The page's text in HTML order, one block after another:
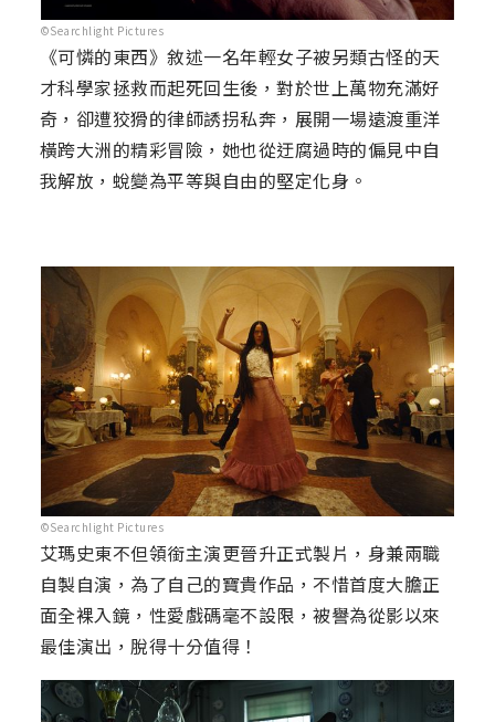
©Searchlight Pictures
《可憐的東西》敘述一名年輕女子被另類古怪的天
才科學家拯救而起死回生後，對於世上萬物充滿好
奇，卻遭狡猾的律師誘拐私奔，展開一場遠渡重洋
橫跨大洲的精彩冒險，她也從迂腐過時的偏見中自
我解放，蛻變為平等與自由的堅定化身。
©Searchlight Pictures
艾瑪史東不但領銜主演更晉升正式製片，身兼兩職
自製自演，為了自己的寶貴作品，不惜首度大膽正
面全裸入鏡，性愛戲碼毫不設限，被譽為從影以來
最佳演出，脫得十分值得！